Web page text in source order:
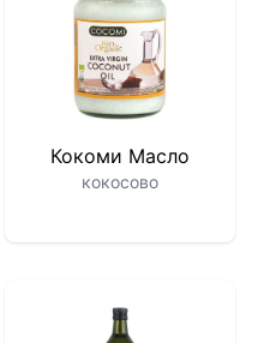
Кокоми Масло
кокосово